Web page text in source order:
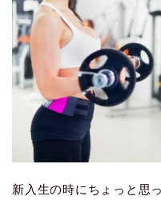
新入生の時にちょっと思